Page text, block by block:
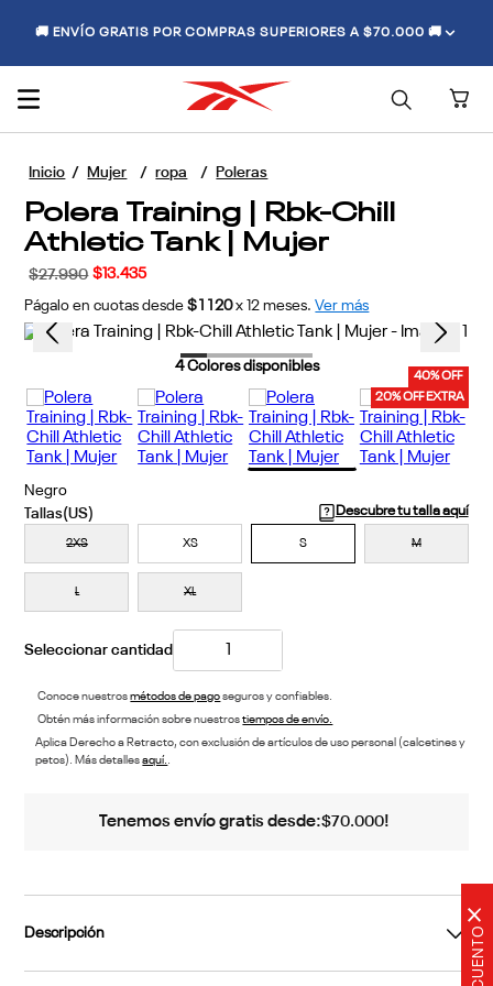
×
🚚 ENVÍO GRATIS POR COMPRAS SUPERIORES A $70.000 🚚
Mujer ropa Poleras
Polera Training | Rbk-Chill
Athletic Tank | Mujer
$27.990 $ 13.435
Págalo en cuotas desde $1120 x 12 meses. Ver más
40% OFF
20% OFF EXTRA
4Colores disponibles
Negro
Descubre tu talla aquí
2XS XS S M
L XL
Conoce nuestrosmétodos de pagoseguros y confiables.
Obtén más información sobre nuestrostiempos de envío.
Aplica Derecho a Retracto, con exclusión de artículos de uso personal (calcetines y
petos). Más detallesaquí..
Tenemos envío gratis desde:$70.000!
Descripción